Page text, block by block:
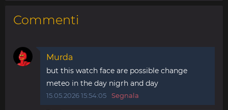
Commenti
Murda
but this watch face are possible change
meteo in the day nigrh and day
15.05.2026 15:54:05 Segnala